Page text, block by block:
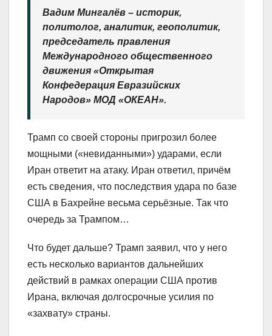
Вадим Мингалёв – историк,
политолог, аналитик, геополитик,
председатель правления
Международного общественного
движения «Открытая
Конфедерация Евразийских
Народов» МОД «ОКЕАН».
Трамп со своей стороны пригрозил более
мощными («невиданными») ударами, если
Иран ответит на атаку. Иран ответил, причём
есть сведения, что последствия удара по базе
США в Бахрейне весьма серьёзные. Так что
очередь за Трампом…
Что будет дальше? Трамп заявил, что у него
есть несколько вариантов дальнейших
действий в рамках операции США против
Ирана, включая долгосрочные усилия по
«захвату» страны.